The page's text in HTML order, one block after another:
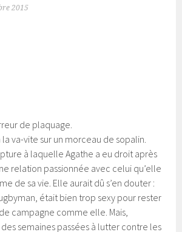
2015
de plaquage.
va-vite sur un morceau de sopalin.
à laquelle Agathe a eu droit après
relation passionnée avec celui qu’elle
de sa vie. Elle aurait dû s’en douter :
était bien trop sexy pour rester
campagne comme elle. Mais,
semaines passées à lutter contre les